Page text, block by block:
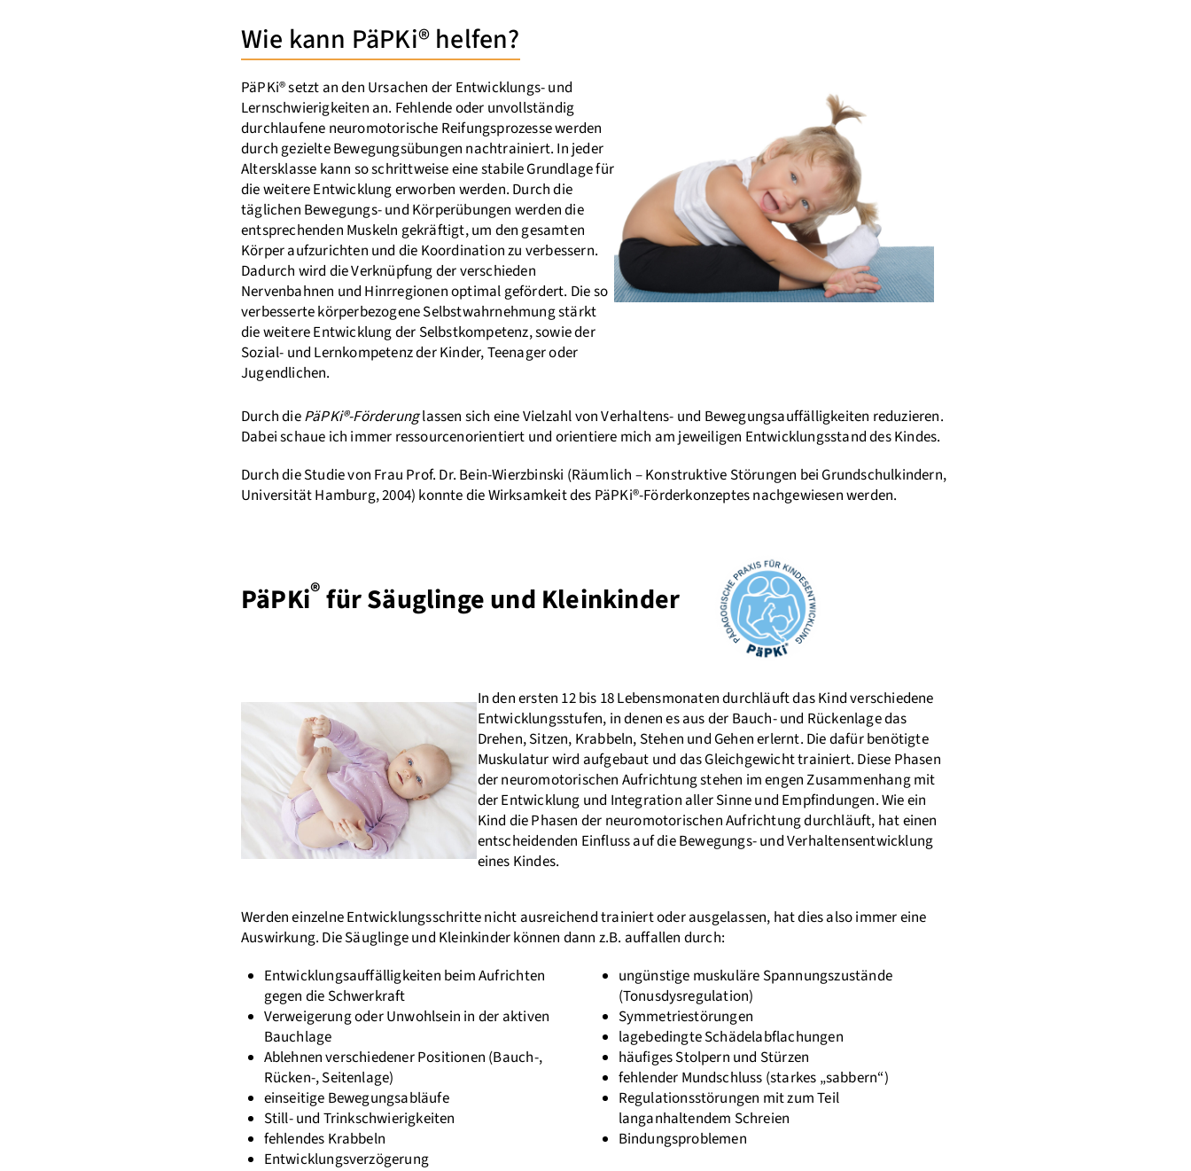
Wie kann PäPKi® helfen?
PäPKi® setzt an den Ursachen der Entwicklungs- und
Lernschwierigkeiten an. Fehlende oder unvollständig
durchlaufene neuromotorische Reifungsprozesse werden
durch gezielte Bewegungsübungen nachtrainiert. In jeder
Altersklasse kann so schrittweise eine stabile Grundlage für
die weitere Entwicklung erworben werden. Durch die
täglichen Bewegungs- und Körperübungen werden die
entsprechenden Muskeln gekräftigt, um den gesamten
Körper aufzurichten und die Koordination zu verbessern.
Dadurch wird die Verknüpfung der verschieden
Nervenbahnen und Hinrregionen optimal gefördert. Die so
verbesserte körperbezogene Selbstwahrnehmung stärkt
die weitere Entwicklung der Selbstkompetenz, sowie der
Sozial- und Lernkompetenz der Kinder, Teenager oder
Jugendlichen.
Durch diePäPKi®-Förderunglassen sich eine Vielzahl von Verhaltens- und Bewegungsauffälligkeiten reduzieren.
Dabei schaue ich immer ressourcenorientiert und orientiere mich am jeweiligen Entwicklungsstand des Kindes.
Durch die Studie von Frau Prof. Dr. Bein-Wierzbinski (Räumlich – Konstruktive Störungen bei Grundschulkindern,
Universität Hamburg, 2004) konnte die Wirksamkeit des PäPKi®-Förderkonzeptes nachgewiesen werden.
PäPKi®für Säuglinge und Kleinkinder
In den ersten 12 bis 18 Lebensmonaten durchläuft das Kind verschiedene
Entwicklungsstufen, in denen es aus der Bauch- und Rückenlage das
Drehen, Sitzen, Krabbeln, Stehen und Gehen erlernt. Die dafür benötigte
Muskulatur wird aufgebaut und das Gleichgewicht trainiert. Diese Phasen
der neuromotorischen Aufrichtung stehen im engen Zusammenhang mit
der Entwicklung und Integration aller Sinne und Empfindungen. Wie ein
Kind die Phasen der neuromotorischen Aufrichtung durchläuft, hat einen
entscheidenden Einfluss auf die Bewegungs- und Verhaltensentwicklung
eines Kindes.
Werden einzelne Entwicklungsschritte nicht ausreichend trainiert oder ausgelassen, hat dies also immer eine
Auswirkung. Die Säuglinge und Kleinkinder können dann z.B. auffallen durch:
Entwicklungsauffälligkeiten beim Aufrichten
gegen die Schwerkraft
Verweigerung oder Unwohlsein in der aktiven
Bauchlage
Ablehnen verschiedener Positionen (Bauch-,
Rücken-, Seitenlage)
einseitige Bewegungsabläufe
Still- und Trinkschwierigkeiten
fehlendes Krabbeln
Entwicklungsverzögerung
ungünstige muskuläre Spannungszustände
(Tonusdysregulation)
Symmetriestörungen
lagebedingte Schädelabflachungen
häufiges Stolpern und Stürzen
fehlender Mundschluss (starkes „sabbern“)
Regulationsstörungen mit zum Teil
langanhaltendem Schreien
Bindungsproblemen